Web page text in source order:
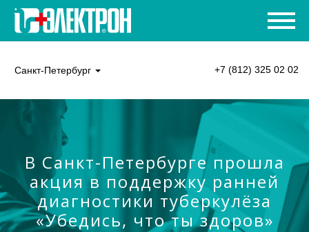
Санкт-Петербург +7 (812) 325 02 02
В Санкт-Петербурге прошла
акция в поддержку ранней
диагностики туберкулёза
«Убедись, что ты здоров»